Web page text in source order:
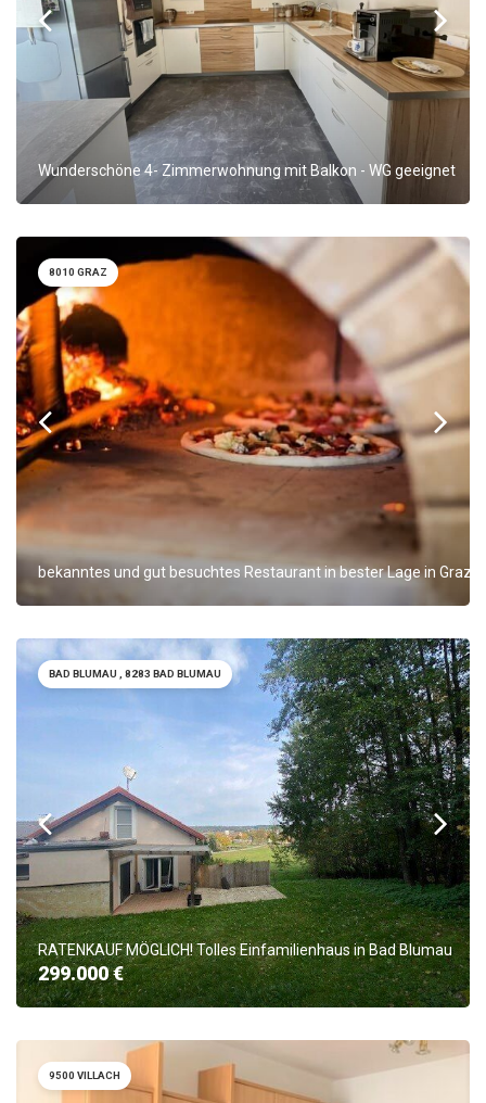
Wunderschöne 4- Zimmerwohnung mit Balkon - WG geeignet
bekanntes und gut besuchtes Restaurant in bester Lage in Graz
8010 GRAZ
RATENKAUF MÖGLICH! Tolles Einfamilienhaus in Bad Blumau
299.000 €
BAD BLUMAU , 8283 BAD BLUMAU
9500 VILLACH